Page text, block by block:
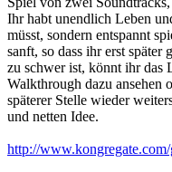
Ihr habt unendlich Leben
müsst, sondern entspannt
sanft, so dass ihr erst
zu schwer ist, könnt ihr das
Walkthrough dazu ansehen
späterer Stelle wieder
und netten Idee.
http://